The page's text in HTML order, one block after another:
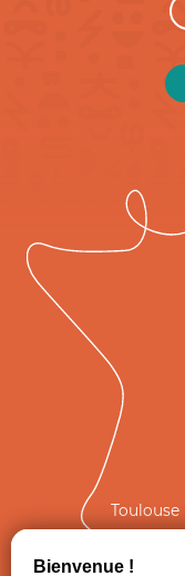
Toulouse